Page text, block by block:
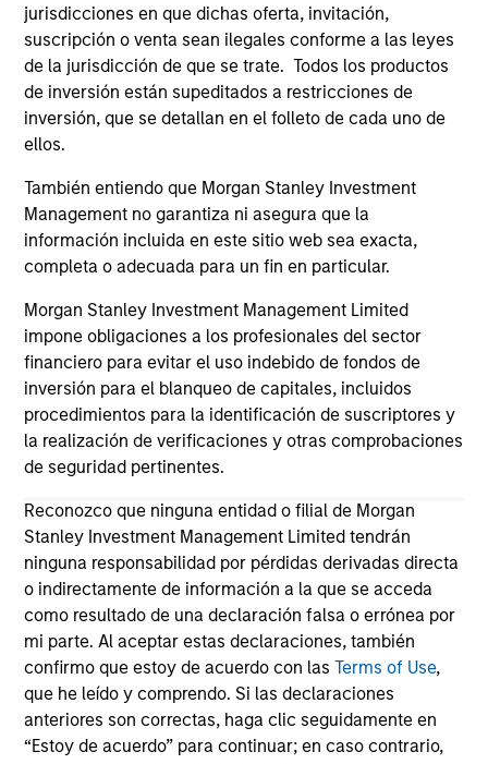
jurisdicciones en que dichas oferta, invitación,
suscripción o venta sean ilegales conforme a las leyes
de la jurisdicción de que se trate. Todos los productos
de inversión están supeditados a restricciones de
inversión, que se detallan en el folleto de cada uno de
ellos.
También entiendo que Morgan Stanley Investment
Management no garantiza ni asegura que la
información incluida en este sitio web sea exacta,
completa o adecuada para un fin en particular.
Morgan Stanley Investment Management Limited
impone obligaciones a los profesionales del sector
financiero para evitar el uso indebido de fondos de
inversión para el blanqueo de capitales, incluidos
procedimientos para la identificación de suscriptores y
la realización de verificaciones y otras comprobaciones
de seguridad pertinentes.
Reconozco que ninguna entidad o filial de Morgan
Stanley Investment Management Limited tendrán
ninguna responsabilidad por pérdidas derivadas directa
o indirectamente de información a la que se acceda
como resultado de una declaración falsa o errónea por
mi parte. Al aceptar estas declaraciones, también
confirmo que estoy de acuerdo con lasTerms of Use,
que he leído y comprendo. Si las declaraciones
anteriores son correctas, haga clic seguidamente en
“Estoy de acuerdo” para continuar; en caso contrario,
As of July 25, 2025. The above is provided for informational
and educational purposes only. There is no guarantee that
the investment mentioned resulted in positive performance
(for realized holdings), or will perform well in the future (for
current holdings). The trademarks and service marks above
are the property of their respective owners. The information
on this website has not been authorized, sponsored, or
otherwise approved by such owners. By clicking on any
links shown here, you agree that you are navigating to a
third party site. We are providing these hyperlinks to you
only as a convenience and the inclusion of any hyperlink is
not and does not imply any endorsement, approval,
investigation, verification or monitoring by us of any
information contained in any hyperlinked site. In no event
shall we be responsible for the information contained on
the site or your use of such site.
Morgan Stanley